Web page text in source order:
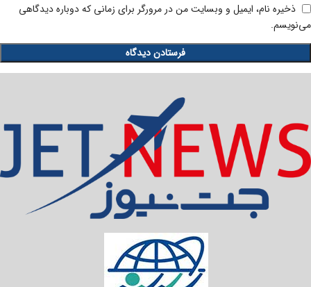
ذخیره نام، ایمیل و وبسایت من در مرورگر برای زمانی که دوباره دیدگاهی
می‌نویسم.